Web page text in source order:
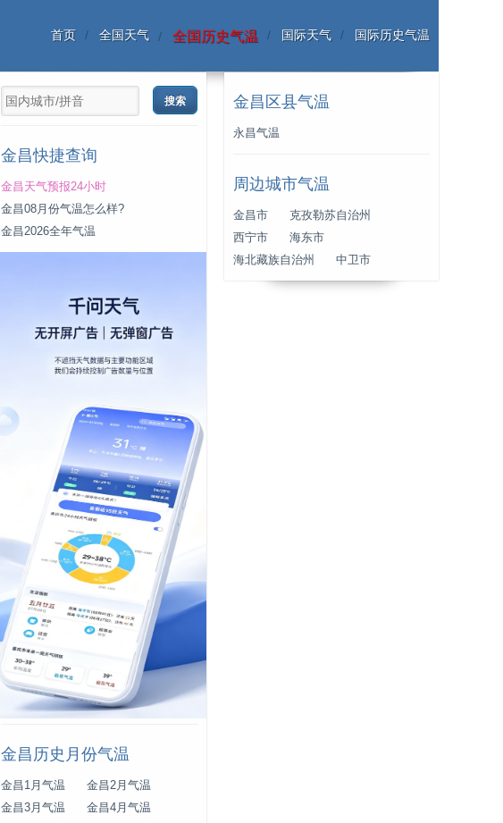
首页 全国天气 全国历史气温 国际天气 国际历史气温
金昌快捷查询
金昌天气预报24小时
金昌08月份气温怎么样?
金昌2026全年气温
金昌历史月份气温
金昌1月气温
金昌2月气温
金昌3月气温
金昌4月气温
金昌区县气温
永昌气温
周边城市气温
金昌市
克孜勒苏自治州
西宁市
海东市
海北藏族自治州
中卫市